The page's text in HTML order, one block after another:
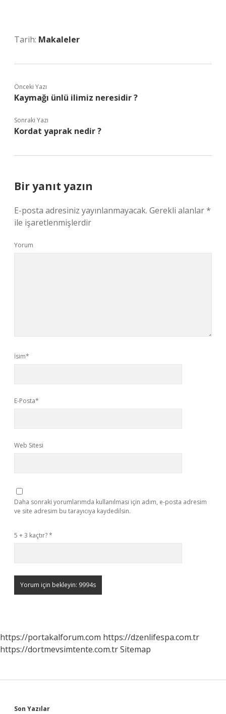
Tarih: Makaleler
Önceki Yazı
Kaymağı ünlü ilimiz neresidir ?
Sonraki Yazı
Kordat yaprak nedir ?
Bir yanıt yazın
E-posta adresiniz yayınlanmayacak. Gerekli alanlar*
ile işaretlenmişlerdir
Yorum
İsim*
E-Posta*
Web Sitesi
Daha sonraki yorumlarımda kullanılması için adım, e-posta adresim
ve site adresim bu tarayıcıya kaydedilsin.
5 + 3 kaçtır?*
https://portakalforum.com https://dzenlifespa.com.tr
https://dortmevsimtente.com.trSitemap
Son Yazılar